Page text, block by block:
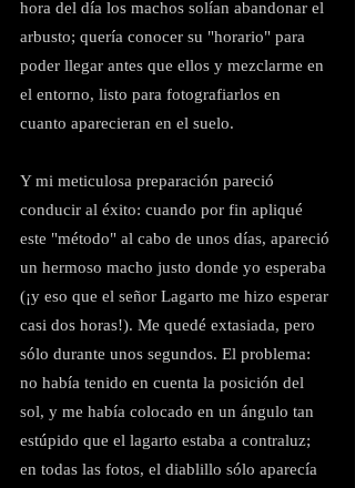
hora del día los machos solían abandonar el
arbusto; quería conocer su "horario" para
poder llegar antes que ellos y mezclarme en
el entorno, listo para fotografiarlos en
cuanto aparecieran en el suelo.
Y mi meticulosa preparación pareció
conducir al éxito: cuando por fin apliqué
este "método" al cabo de unos días, apareció
un hermoso macho justo donde yo esperaba
(¡y eso que el señor Lagarto me hizo esperar
casi dos horas!). Me quedé extasiada, pero
sólo durante unos segundos. El problema:
no había tenido en cuenta la posición del
sol, y me había colocado en un ángulo tan
estúpido que el lagarto estaba a contraluz;
en todas las fotos, el diablillo sólo aparecía